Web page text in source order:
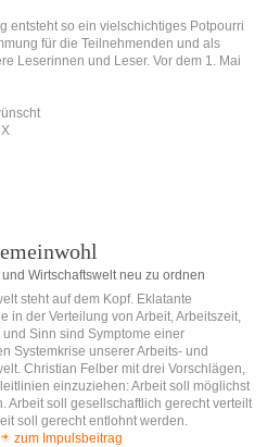
entsteht so ein vielschichtiges Potpourri
für die Teilnehmenden und als
Leserinnen und Leser. Vor dem 1. Mai
Wirtschaftswelt neu zu ordnen
steht auf dem Kopf. Eklatante
in der Verteilung von Arbeit, Arbeitszeit,
und Sinn sind Symptome einer
Systemkrise unserer Arbeits- und
Christian Felber mit drei Vorschlägen,
einzuziehen: Arbeit soll möglichst
Arbeit soll gesellschaftlich gerecht verteilt
soll gerecht entlohnt werden.
zum Impulsbeitrag